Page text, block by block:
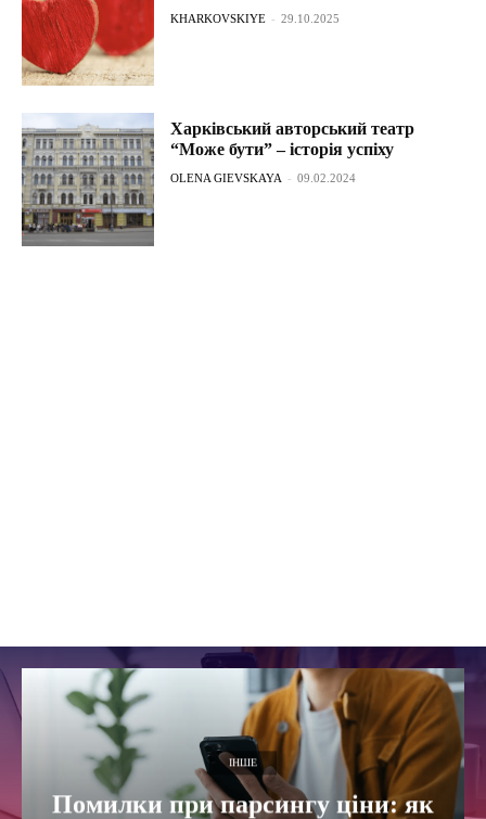
KHARKOVSKIYE - 29.10.2025
Харківський авторський театр
“Може бути” – історія успіху
OLENA GIEVSKAYA - 09.02.2024